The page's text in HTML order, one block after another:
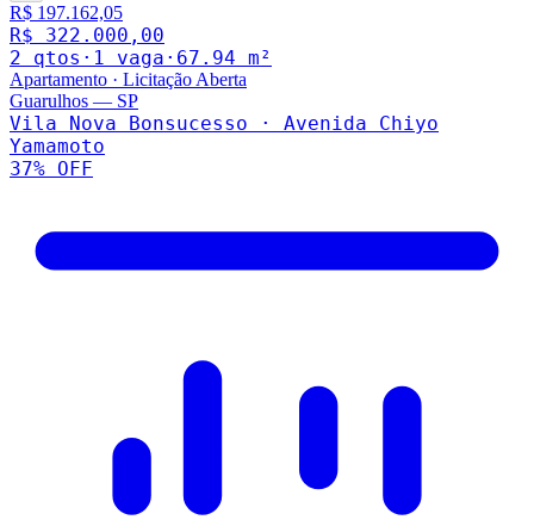
R$ 197.162,05
R$ 322.000,00
2 qtos · 1 vaga · 67.94 m²
Apartamento · Licitação Aberta
Guarulhos — SP
Vila Nova Bonsucesso · Avenida Chiyo
Yamamoto
37% OFF